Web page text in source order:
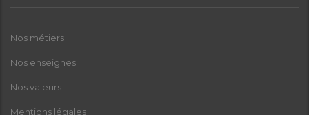
Nos métiers
Nos enseignes
Nos valeurs
Mentions légales